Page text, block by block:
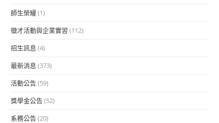
師生榮耀(1)
徵才活動與企業實習 (112)
招生訊息 (4)
最新消息 (373)
活動公告(59)
獎學金公告(52)
系務公告(20)